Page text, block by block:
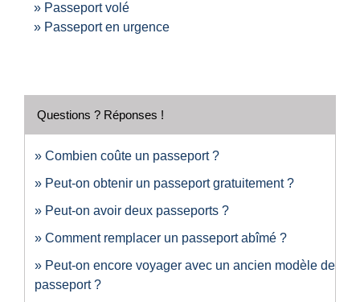
Passeport volé
Passeport en urgence
Questions ? Réponses !
Combien coûte un passeport ?
Peut-on obtenir un passeport gratuitement ?
Peut-on avoir deux passeports ?
Comment remplacer un passeport abîmé ?
Peut-on encore voyager avec un ancien modèle de
passeport ?